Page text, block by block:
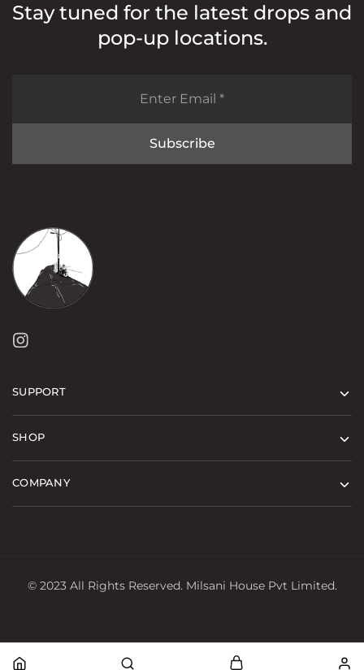
Stay tuned for the latest drops and
pop-up locations.
SUPPORT
SHOP
COMPANY
© 2023 All Rights Reserved. Milsani House Pvt Limited.